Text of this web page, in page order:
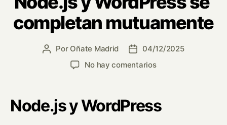
completan mutuamente
Por Oñate Madrid
04/12/2025
No hay comentarios
Node.js y WordPress